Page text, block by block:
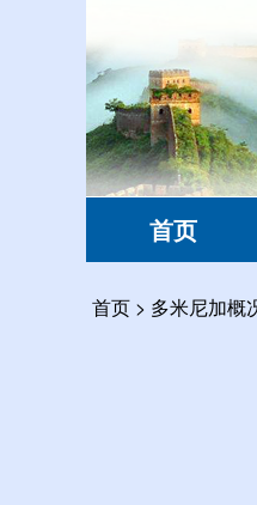
首页
首页 > 多米尼加概